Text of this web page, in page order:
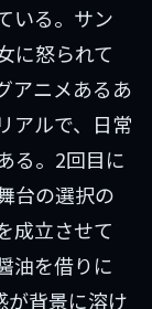
いる。サン
に怒られて
アニメあるあ
アルで、日常
る。2回目に
台の選択の
成立させて
油を借りに
が背景に溶け